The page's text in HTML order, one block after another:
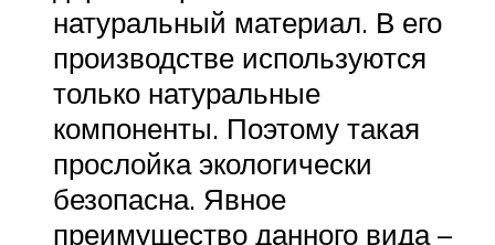
натуральный материал. В его
производстве используются
только натуральные
компоненты. Поэтому такая
прослойка экологически
безопасна. Явное
преимущество данного вида –